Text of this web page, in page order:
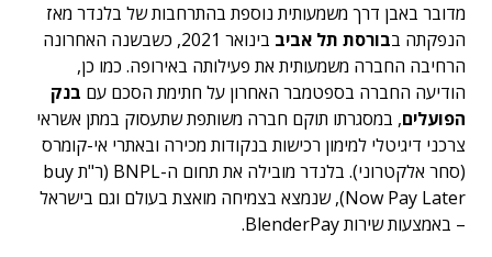
מדובר באבן דרך משמעותית נוספת בהתרחבות של בלנדר מאז
הנפקתה בבורסת תל אביב
בינואר 2021, כשבשנה האחרונה
הרחיבה החברה משמעותית את פעילותה באירופה. כמו כן,
הודיעה החברה בספטמבר האחרון על חתימת הסכם עם בנק
הפועלים, במסגרתו תוקם חברה משותפת שתעסוק במתן אשראי
צרכני דיגיטלי למימון רכישות בנקודות מכירה ובאתרי אי-קומרס
(סחר אלקטרוני). בלנדר מובילה את תחום ה-BNPL (ר"ת buy
Now Pay Later), שנמצא בצמיחה מואצת בעולם וגם בישראל
– באמצעות שירות BlenderPay.